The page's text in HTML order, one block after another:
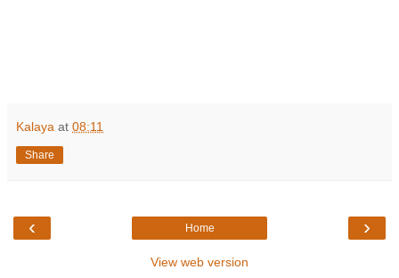
Kalaya at 08:11
Share
‹ ›
Home
View web version